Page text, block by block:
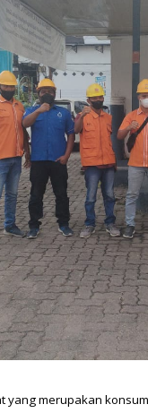
yang merupakan